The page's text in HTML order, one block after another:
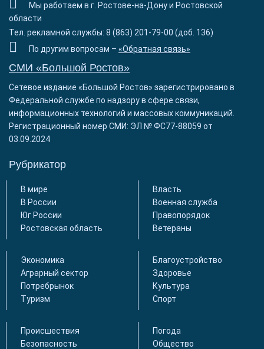
Мы работаем в г. Ростове-на-Дону и Ростовской
области
Тел. рекламной службы: 8 (863) 201-79-00 (доб. 136)
По другим вопросам – «Обратная связь»
СМИ «Большой Ростов»
Сетевое издание «Большой Ростов» зарегистрировано в
Федеральной службе по надзору в сфере связи,
информационных технологий и массовых коммуникаций.
Регистрационный номер СМИ: ЭЛ № ФС77-88059 от
03.09.2024
Рубрикатор
В мире
В России
Юг России
Ростовская область
Власть
Военная служба
Правопорядок
Ветераны
Экономика
Аграрный сектор
Потребрынок
Туризм
Благоустройство
Здоровье
Культура
Спорт
Происшествия
Безопасность
Погода
Общество